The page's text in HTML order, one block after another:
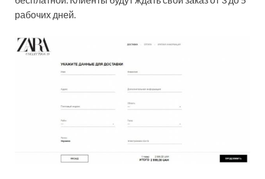
рабочих дней.